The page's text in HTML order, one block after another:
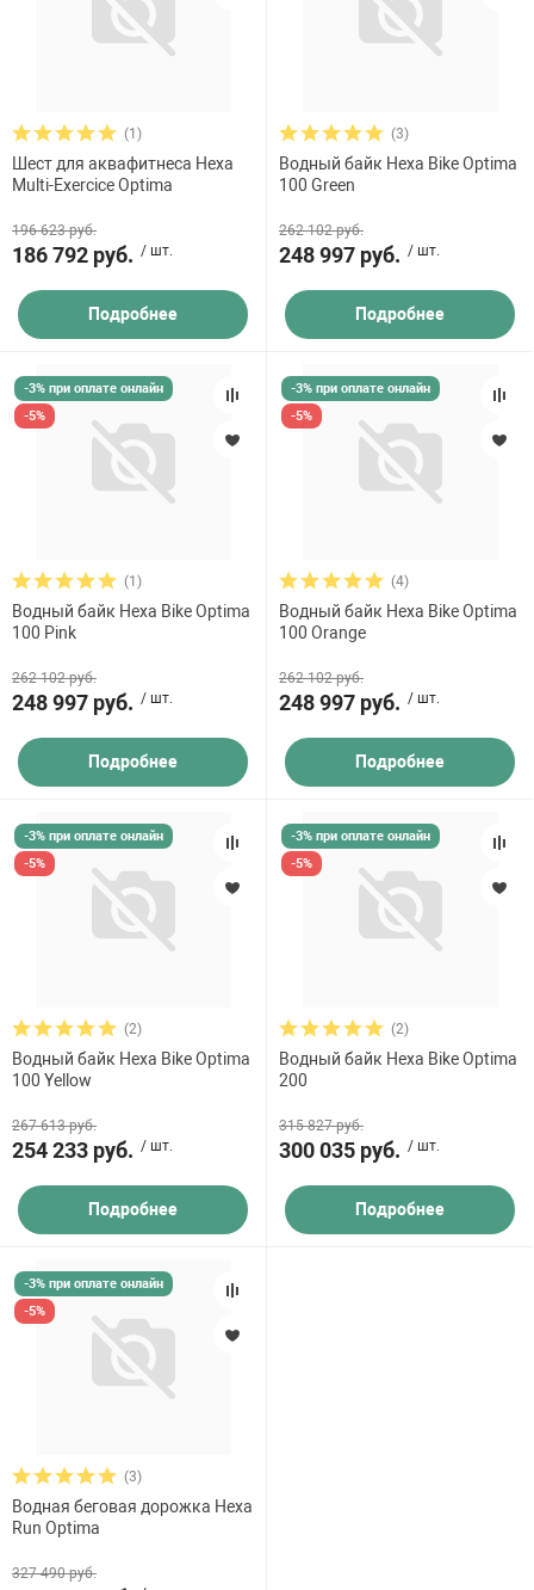
(1)
Шест для аквафитнеса Hexa
Multi-Exercice Optima
196 623 руб.
186 792 руб. / шт.
Подробнее
(3)
Водный байк Hexa Bike Optima
100 Green
262 102 руб.
248 997 руб. / шт.
Подробнее
-3% при оплате онлайн
-5%
(1)
Водный байк Hexa Bike Optima
100 Pink
262 102 руб.
248 997 руб. / шт.
Подробнее
-3% при оплате онлайн
-5%
(4)
Водный байк Hexa Bike Optima
100 Orange
262 102 руб.
248 997 руб. / шт.
Подробнее
-3% при оплате онлайн
-5%
(2)
Водный байк Hexa Bike Optima
100 Yellow
267 613 руб.
254 233 руб. / шт.
Подробнее
-3% при оплате онлайн
-5%
(2)
Водный байк Hexa Bike Optima
200
315 827 руб.
300 035 руб. / шт.
Подробнее
-3% при оплате онлайн
-5%
(3)
Водная беговая дорожка Hexa
Run Optima
327 490 руб.